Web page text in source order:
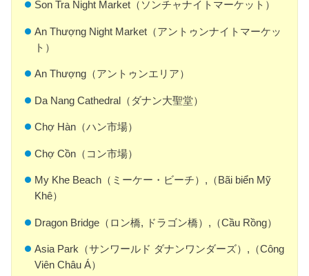
Son Tra Night Market（ソンチャナイトマーケット）
An Thượng Night Market（アントゥンナイトマーケッ
ト）
An Thượng（アントゥンエリア）
Da Nang Cathedral（ダナン大聖堂）
Chợ Hàn（ハン市場）
Chợ Cồn（コン市場）
My Khe Beach（ミーケー・ビーチ）,（Bãi biển Mỹ
Khê）
Dragon Bridge（ロン橋, ドラゴン橋）,（Cầu Rồng）
Asia Park（サンワールド ダナンワンダーズ）,（Công
Viên Châu Á）